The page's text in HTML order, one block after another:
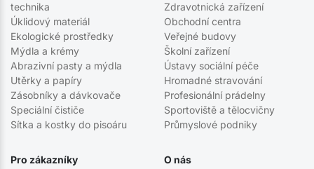
technika
Úklidový materiál
Ekologické prostředky
Mýdla a krémy
Abrazivní pasty a mýdla
Utěrky a papíry
Zásobníky a dávkovače
Speciální čističe
Sítka a kostky do pisoáru
Zdravotnická zařízení
Obchodní centra
Veřejné budovy
Školní zařízení
Ústavy sociální péče
Hromadné stravování
Profesionální prádelny
Sportoviště a tělocvičny
Průmyslové podniky
Pro zákazníky O nás